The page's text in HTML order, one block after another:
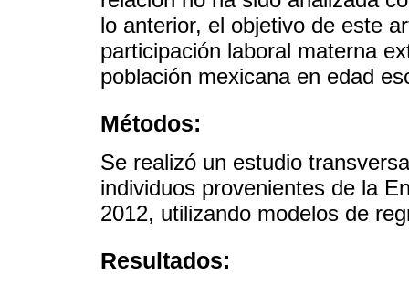
lo anterior, el objetivo de este
participación laboral materna
población mexicana en edad
Métodos:
Se realizó un estudio
individuos provenientes de la
2012, utilizando modelos de
Resultados: